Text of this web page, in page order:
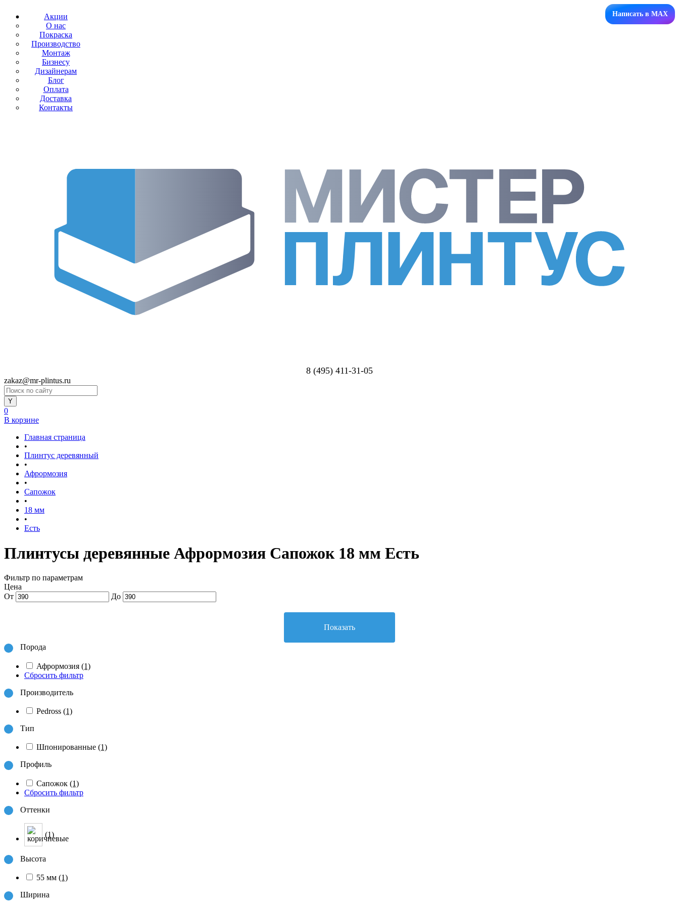
Акции
О нас
Покраска
Производство
Монтаж
Бизнесу
Дизайнерам
Блог
Оплата
Доставка
Контакты
Написать в MAX
8 (495) 411-31-05
zakaz@mr-plintus.ru
0
В корзине
Главная страница
•
Плинтус деревянный
•
Афрормозия
•
Сапожок
•
18 мм
•
Есть
Плинтусы деревянные Афрормозия Сапожок 18 мм Есть
Фильтр по параметрам
Цена
От
До
Показать
Порода
Афрормозия (1)
Сбросить фильтр
Производитель
Pedross (1)
Тип
Шпонированные (1)
Профиль
Сапожок (1)
Сбросить фильтр
Оттенки
(1)
Высота
55 мм (1)
Ширина